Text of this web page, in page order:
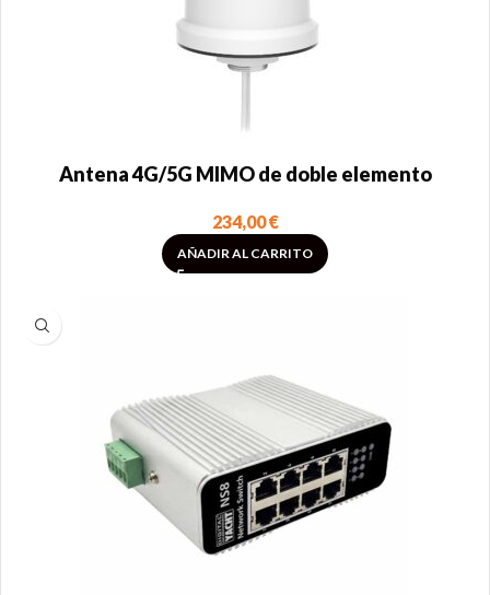
Antena 4G/5G MIMO de doble elemento
234,00€
AÑADIR AL CARRITO